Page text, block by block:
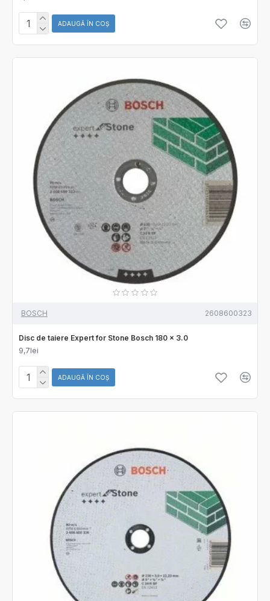
ADAUGĂ ÎN COŞ
BOSCH 2608600323
Disc de taiere Expert for Stone Bosch 180 x 3.0
9,7lei
ADAUGĂ ÎN COŞ